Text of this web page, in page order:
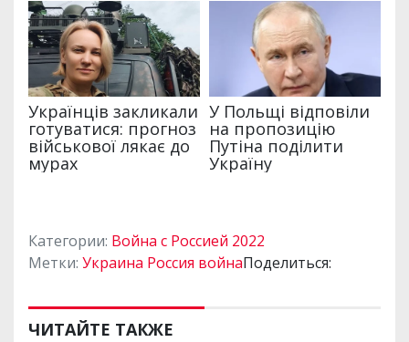
Категории: Война с Россией 2022
Метки: Украина Россия войнаПоделиться:
ЧИТАЙТЕ ТАКЖЕ